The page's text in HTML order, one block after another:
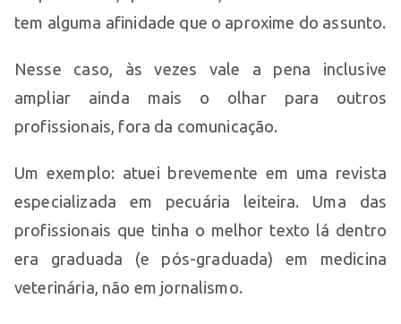
tem alguma afinidade que o aproxime do assunto.
Nesse caso, às vezes vale a pena inclusive
ampliar ainda mais o olhar para outros
profissionais, fora da comunicação.
Um exemplo: atuei brevemente em uma revista
especializada em pecuária leiteira. Uma das
profissionais que tinha o melhor texto lá dentro
era graduada (e pós-graduada) em medicina
veterinária, não em jornalismo.